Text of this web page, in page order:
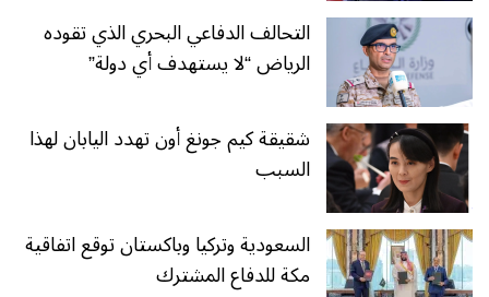
التحالف الدفاعي البحري الذي تقوده
الرياض “لا يستهدف أي دولة”
شقيقة كيم جونغ أون تهدد اليابان لهذا
السبب
السعودية وتركيا وباكستان توقع اتفاقية
مكة للدفاع المشترك